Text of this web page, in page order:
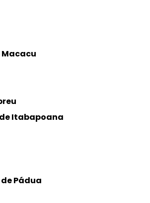
Macacu
de Itabapoana
Pádua